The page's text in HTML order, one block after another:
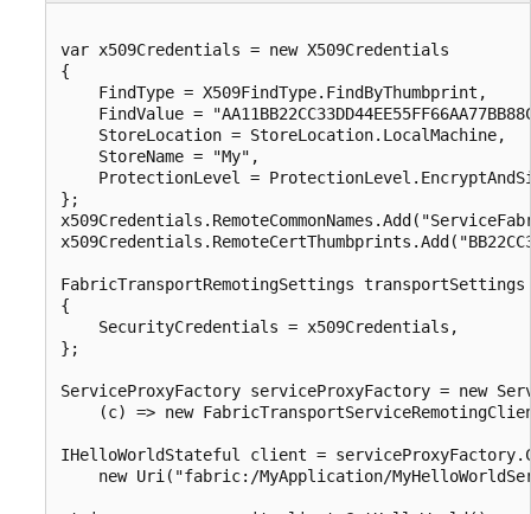
var x509Credentials = new X509Credentials
{
    FindType = X509FindType.FindByThumbprint,
FindValue =
    StoreLocation = StoreLocation.LocalMachine,
    StoreName = "My",
ProtectionLevel =
};
FabricTransportRemotingSettings
{
    SecurityCredentials = x509Credentials,
};
ServiceProxyFactory serviceProxyFactory = new
(c) => new
IHelloWorldStateful client =
new Uri("fabric:/MyApplication/